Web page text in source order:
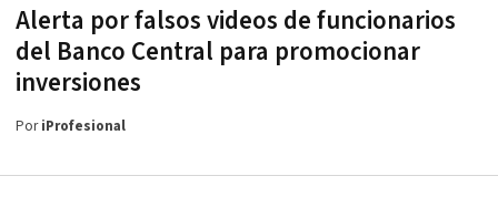
Alerta por falsos videos de funcionarios
del Banco Central para promocionar
inversiones
PoriProfesional